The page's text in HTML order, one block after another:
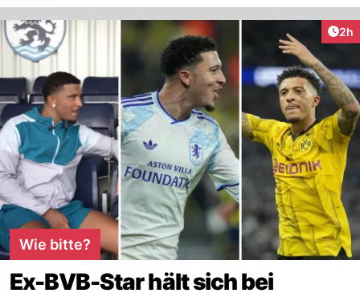
2h
Wie bitte?
Ex-BVB-Star hält sich bei